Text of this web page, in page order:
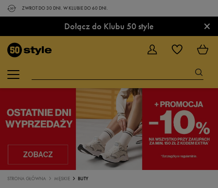
ZWROT DO 30 DNI. W KLUBIE DO 60 DNI.
Dołącz do Klubu 50 style ×
STRONA GŁÓWNA MĘSKIE BUTY